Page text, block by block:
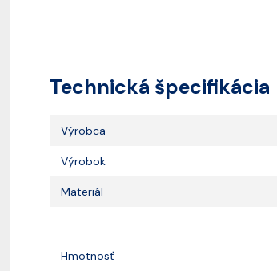
Technická špecifikácia
Výrobca
Výrobok
Materiál
Hmotnosť